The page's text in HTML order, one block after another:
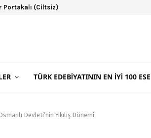
Portakalı (Ciltsiz)
TÜRK EDEBIYATININ EN İYI 100
Devleti’nin Yıkılış Dönemi